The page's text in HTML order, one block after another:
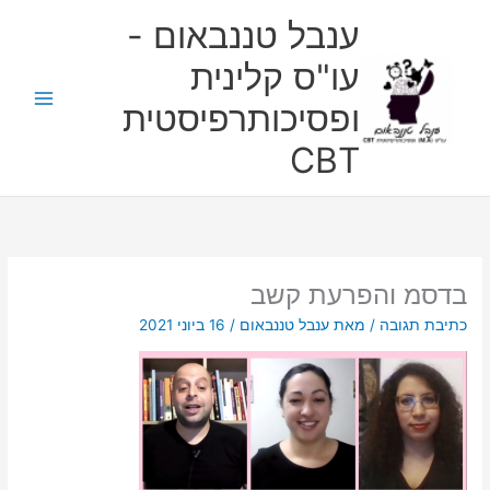
ענבל טננבאום -
עו"ס קלינית
ופסיכותרפיסטית
CBT
בדסמ והפרעת קשב
כתיבת תגובה / מאתענבל טננבאום/ 16 ביוני 2021